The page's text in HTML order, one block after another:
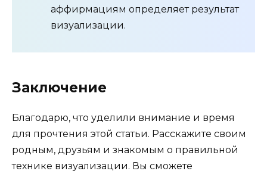
аффирмациям определяет результат
визуализации.
Заключение
Благодарю, что уделили внимание и время
для прочтения этой статьи. Расскажите своим
родным, друзьям и знакомым о правильной
технике визуализации. Вы сможете